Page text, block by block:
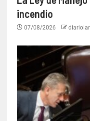
incendio
07/08/2026